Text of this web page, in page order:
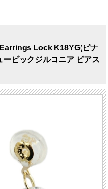
Lock K18YG(ピナ
ービックジルコニア ピアス